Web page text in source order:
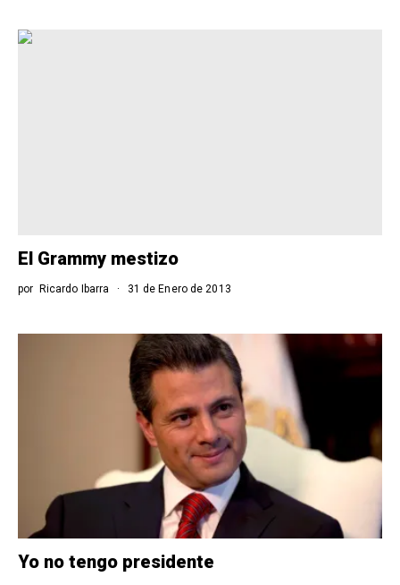
El Grammy mestizo
por Ricardo Ibarra 31 de Enero de 2013
Yo no tengo presidente